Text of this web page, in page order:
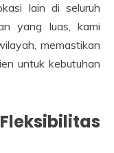
lain di seluruh
yang luas, kami
memastikan
untuk kebutuhan